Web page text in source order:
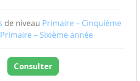
de niveau Primaire – Cinquième
– Sixième année
Consulter